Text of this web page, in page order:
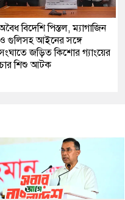
বিদেশি পিস্তল, ম্যাগাজিন
ও গুলিসহ আইনের সঙ্গে
জড়িত কিশোর গ্যাংয়ের
শিশু আটক